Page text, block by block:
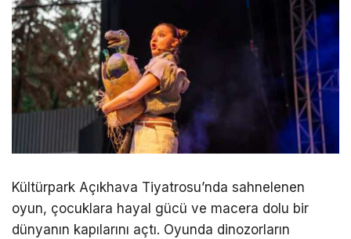
Kültürpark Açıkhava Tiyatrosu’nda sahnelenen
oyun, çocuklara hayal gücü ve macera dolu bir
dünyanın kapılarını açtı. Oyunda dinozorların